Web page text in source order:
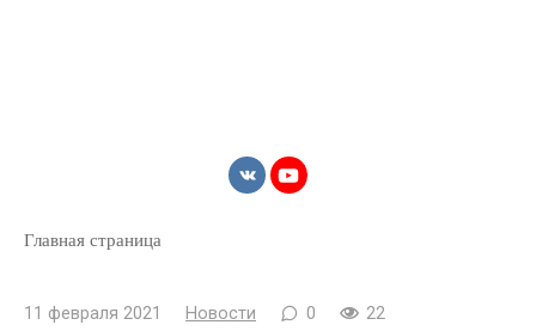
Главная страница
11 февраля 2021 Новости 0 22